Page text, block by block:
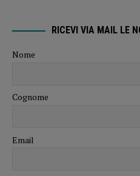
RICEVI VIA MAIL LE
Nome
Cognome
Email